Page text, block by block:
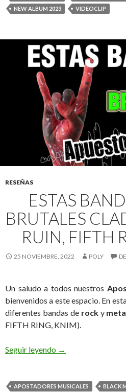
NEW ALBUM 2023
VIDEOCLIP
RESEÑAS
ESTAS
BRUTALES
RUIN, FIFTH
25 NOVIEMBRE, 2022 POLY
Un saludo a todos nuestros
bienvenidos a este espacio. En
diferentes bandas de rocky
FIFTH RING, KNIM).
Seguir leyendo Estas bandas
→
APOSTADORES MUSICALES BLACK